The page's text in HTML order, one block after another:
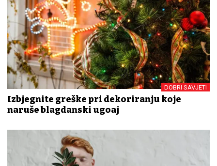
DOBRI SAVJETI
Izbjegnite greške pri dekoriranju koje
naruše blagdanski ugođaj